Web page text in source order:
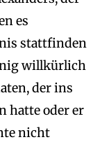
es
stattfinden
willkürlich
der ins
hatte oder er
nicht